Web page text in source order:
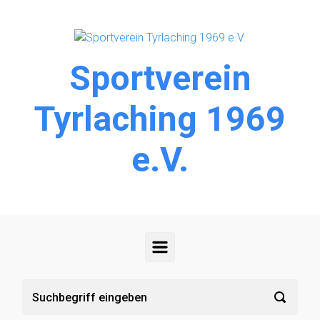
Sportverein
Tyrlaching 1969
e.V.